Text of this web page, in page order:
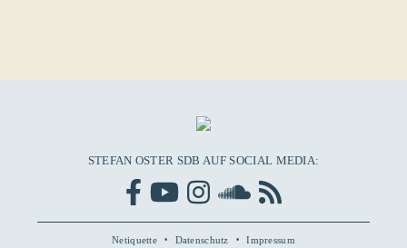
STEFAN OSTER SDB AUF SOCIAL MEDIA:
Netiquette Datenschutz Impressum